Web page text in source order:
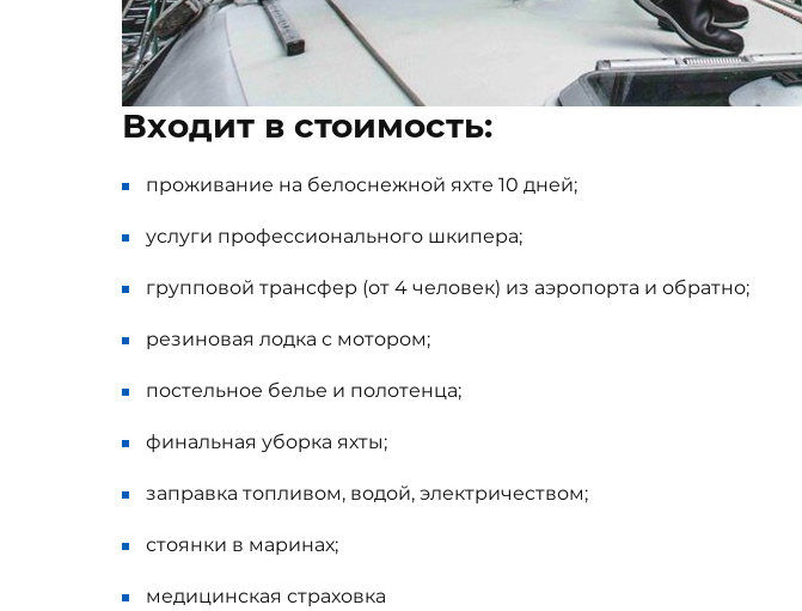
Входит в стоимость:
проживание на белоснежной яхте 10 дней;
услуги профессионального шкипера;
групповой трансфер (от 4 человек) из аэропорта и обратно;
резиновая лодка с мотором;
постельное белье и полотенца;
финальная уборка яхты;
заправка топливом, водой, электричеством;
стоянки в маринах;
медицинская страховка